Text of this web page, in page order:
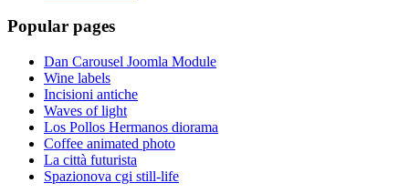
Popular pages
Dan Carousel Joomla Module
Wine labels
Incisioni antiche
Waves of light
Los Pollos Hermanos diorama
Coffee animated photo
La città futurista
Spazionova cgi still-life